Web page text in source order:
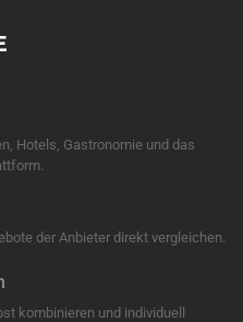
Hotels, Gastronomie und das
der Anbieter direkt vergleichen.
kombinieren und individuell